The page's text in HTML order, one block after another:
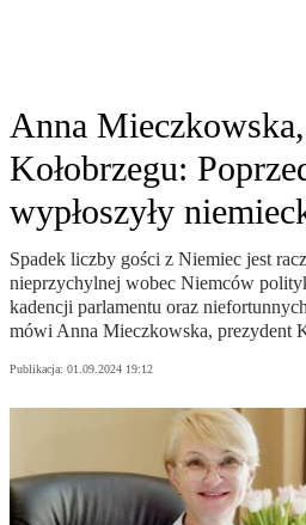
Anna
Kołobrzegu:
wypłoszyły
Spadek liczby gości z Niemiec jest
nieprzychylnej wobec Niemców
kadencji parlamentu oraz
mówi Anna Mieczkowska, prezydent
Publikacja: 01.09.2024 19:12